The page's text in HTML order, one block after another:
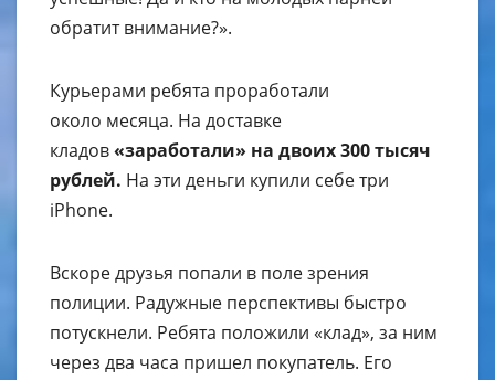
обратит внимание?».
Курьерами ребята проработали
около месяца. На доставке
кладов«заработали» на двоих 300 тысяч
рублей. На эти деньги купили себе три
iPhone.
Вскоре друзья попали в поле зрения
полиции. Радужные перспективы быстро
потускнели. Ребята положили «клад», за ним
через два часа пришел покупатель. Его